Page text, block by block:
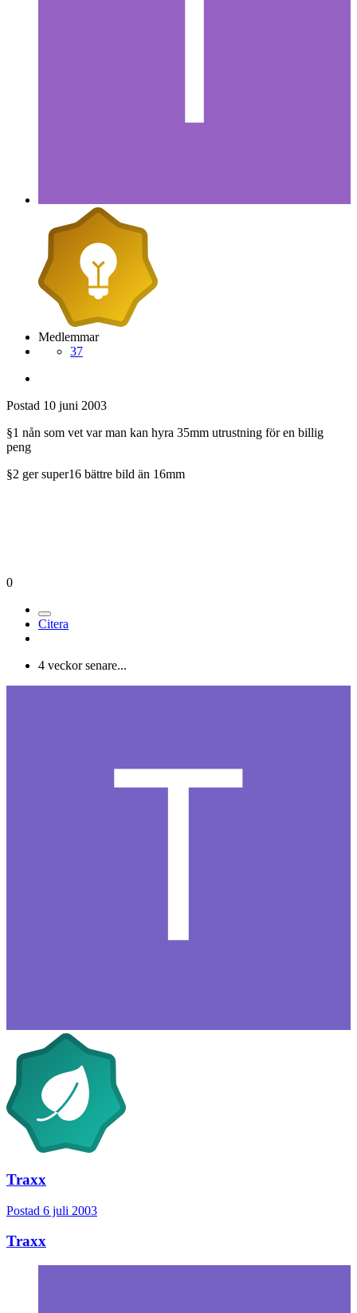
Medlemmar
37
Postad 10 juni 2003
§1 nån som vet var man kan hyra 35mm utrustning för en billig
peng
§2 ger super16 bättre bild än 16mm
0
Citera
4 veckor senare...
Traxx
Postad 6 juli 2003
Traxx